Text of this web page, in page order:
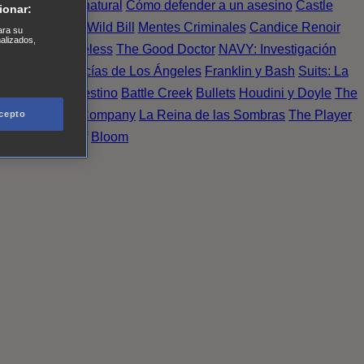
Sobrenatural Cómo defender a un asesino Castle
de Noche Wild Bill Mentes Criminales Candice Renoir
crimen Timeless The Good Doctor NAVY: Investigación
Finest. Policías de Los Ángeles Franklin y Bash Suits: La
Último Destino Battle Creek Bullets Houdini y Doyle The
X Company La Reina de las Sombras The Player
Bloom
su